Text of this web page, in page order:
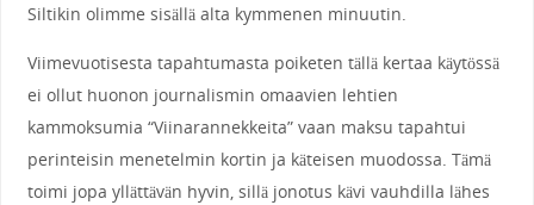
Siltikin olimme sisällä alta kymmenen minuutin.
Viimevuotisesta tapahtumasta poiketen tällä kertaa käytössä
ei ollut huonon journalismin omaavien lehtien
kammoksumia “Viinarannekkeita” vaan maksu tapahtui
perinteisin menetelmin kortin ja käteisen muodossa. Tämä
toimi jopa yllättävän hyvin, sillä jonotus kävi vauhdilla lähes